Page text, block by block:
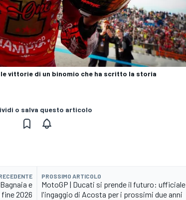
vittorie di un binomio che ha scritto la storia
o salva questo articolo
e
2026
PROSSIMO ARTICOLO
MotoGP | Ducati si prende il futuro: ufficiale
l'ingaggio di Acosta per i prossimi due anni